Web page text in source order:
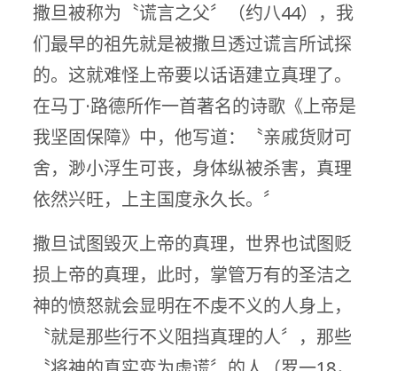
撒旦被称为〝谎言之父〞（约八44），我
们最早的祖先就是被撒旦透过谎言所试探
的。这就难怪上帝要以话语建立真理了。
在马丁·路德所作一首著名的诗歌《上帝是
我坚固保障》中，他写道：〝亲戚货财可
舍，渺小浮生可丧，身体纵被杀害，真理
依然兴旺，上主国度永久长。〞
撒旦试图毁灭上帝的真理，世界也试图贬
损上帝的真理，此时，掌管万有的圣洁之
神的愤怒就会显明在不虔不义的人身上，
〝就是那些行不义阻挡真理的人〞，那些